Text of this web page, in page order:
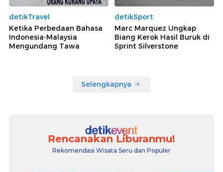
detikTravel
Ketika Perbedaan Bahasa
Indonesia-Malaysia
Mengundang Tawa
detikSport
Marc Marquez Ungkap
Biang Kerok Hasil Buruk di
Sprint Silverstone
Selengkapnya
Rencanakan Liburanmu!
Rekomendasi Wisata Seru dan Populer